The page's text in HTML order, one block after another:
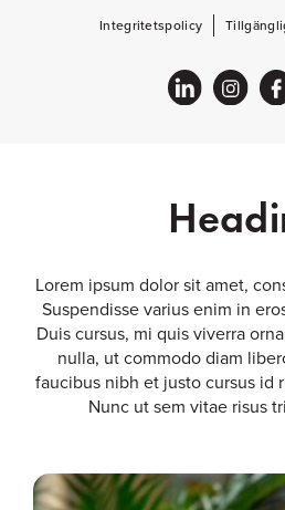
Integritetspolicy
Lorem ipsum dolor sit amet,
Suspendisse varius enim in
Duis cursus, mi quis viverra
nulla, ut commodo diam
faucibus nibh et justo cursus id
Nunc ut sem vitae risus